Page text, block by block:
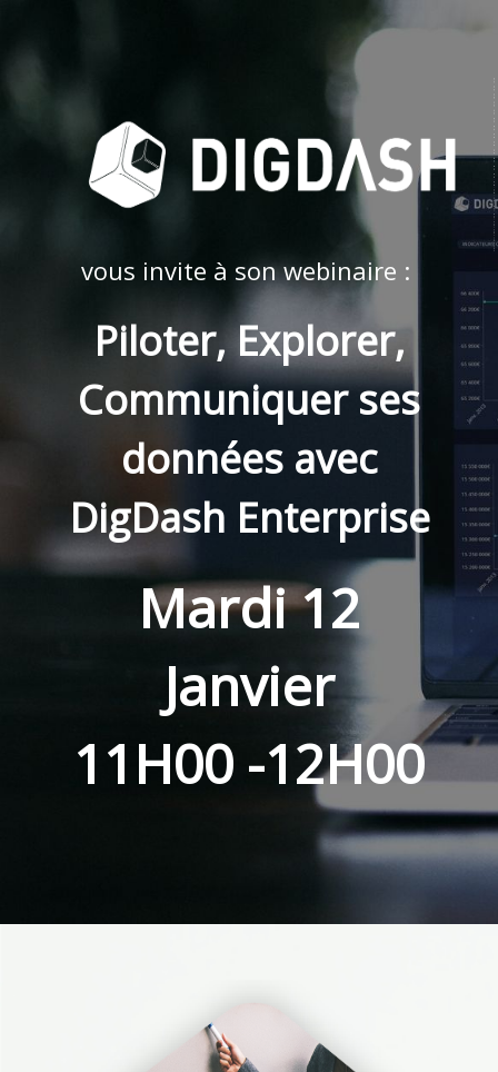
vous invite à son webinaire :
Piloter, Explorer,
Communiquer ses
données avec
DigDash Enterprise
Mardi 12
Janvier
11H00 -12H00